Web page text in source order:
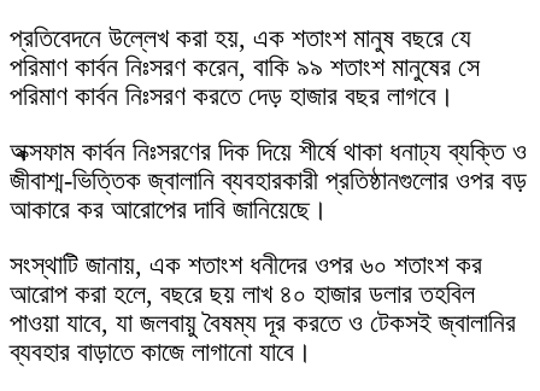
প্রতিবেদনে উল্লেখ করা হয়, এক শতাংশ মানুষ বছরে যে
পরিমাণ কার্বন নিঃসরণ করেন, বাকি ৯৯ শতাংশ মানুষের সে
পরিমাণ কার্বন নিঃসরণ করতে দেড় হাজার বছর লাগবে।
অক্সফাম কার্বন নিঃসরণের দিক দিয়ে শীর্ষে থাকা ধনাঢ্য ব্যক্তি ও
জীবাশ্ম-ভিত্তিক জ্বালানি ব্যবহারকারী প্রতিষ্ঠানগুলোর ওপর বড়
আকারে কর আরোপের দাবি জানিয়েছে।
সংস্থাটি জানায়, এক শতাংশ ধনীদের ওপর ৬০ শতাংশ কর
আরোপ করা হলে, বছরে ছয় লাখ ৪০ হাজার ডলার তহবিল
পাওয়া যাবে, যা জলবায়ু বৈষম্য দূর করতে ও টেকসই জ্বালানির
ব্যবহার বাড়াতে কাজে লাগানো যাবে।